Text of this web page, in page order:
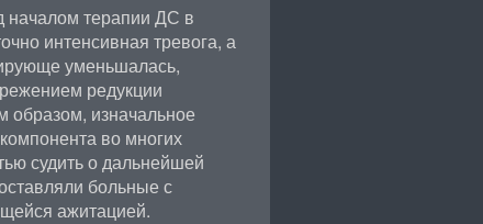
началом терапии ДС в
интенсивная тревога, а
уменьшалась,
редукции
образом, изначальное
во многих
судить о дальнейшей
больные с
ажитацией.